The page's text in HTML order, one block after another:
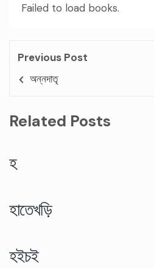
Failed to load books.
Previous Post
অন্নদাতৃ
Related Posts
হ
হাতেখড়ি
হইচই